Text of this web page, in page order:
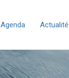
Agenda